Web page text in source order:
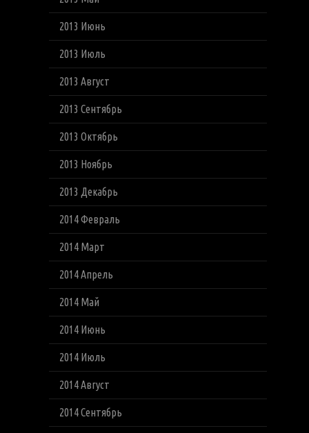
2013 Июнь
2013 Июль
2013 Август
2013 Сентябрь
2013 Октябрь
2013 Ноябрь
2013 Декабрь
2014 Февраль
2014 Март
2014 Апрель
2014 Май
2014 Июнь
2014 Июль
2014 Август
2014 Сентябрь